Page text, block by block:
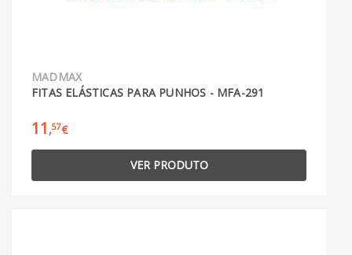
MADMAX
FITAS ELÁSTICAS PARA PUNHOS - MFA-291
11 ,57€
VER PRODUTO